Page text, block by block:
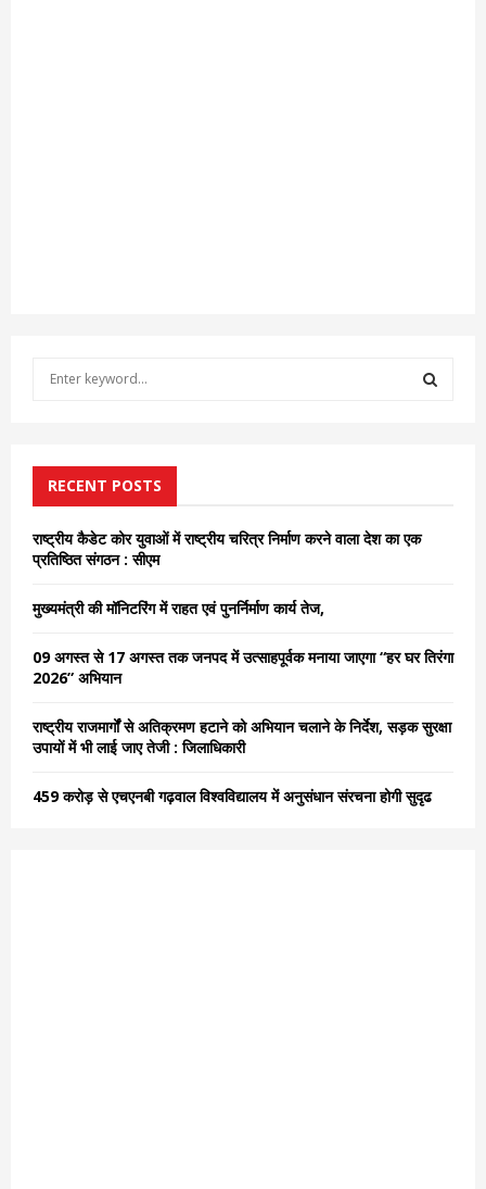
f
r
RECENT POSTS
राष्ट्रीय कैडेट कोर युवाओं में राष्ट्रीय चरित्र निर्माण करने वाला देश का एक
प्रतिष्ठित संगठन : सीएम
मुख्यमंत्री की मॉनिटरिंग में राहत एवं पुनर्निर्माण कार्य तेज,
09 अगस्त से 17 अगस्त तक जनपद में उत्साहपूर्वक मनाया जाएगा “हर घर तिरंगा
2026” अभियान
राष्ट्रीय राजमार्गों से अतिक्रमण हटाने को अभियान चलाने के निर्देश, सड़क सुरक्षा
उपायों में भी लाई जाए तेजी : जिलाधिकारी
459 करोड़ से एचएनबी गढ़वाल विश्वविद्यालय में अनुसंधान संरचना होगी सुदृढ